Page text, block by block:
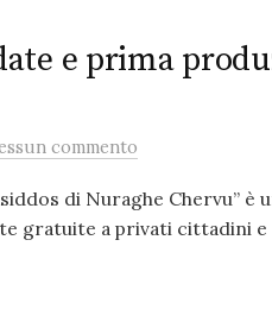
e prima
commento
di Nuraghe Chervu”
gratuite a privati cittadini e